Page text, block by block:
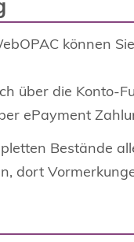
können
über die Konto-
ePayment
Bestände
dort